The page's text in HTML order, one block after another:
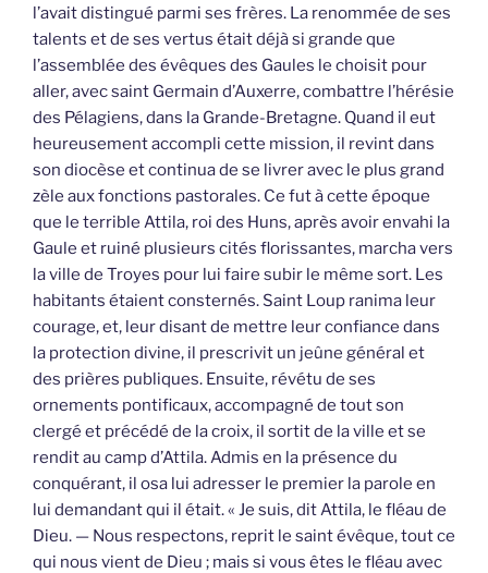
l’avait distingué parmi ses frères. La renommée de ses
talents et de ses vertus était déjà si grande que
l’assemblée des évêques des Gaules le choisit pour
aller, avec saint Germain d’Auxerre, combattre l’hérésie
des Pélagiens, dans la Grande-Bretagne. Quand il eut
heureusement accompli cette mission, il revint dans
son diocèse et continua de se livrer avec le plus grand
zèle aux fonctions pastorales. Ce fut à cette époque
que le terrible Attila, roi des Huns, après avoir envahi la
Gaule et ruiné plusieurs cités florissantes, marcha vers
la ville de Troyes pour lui faire subir le même sort. Les
habitants étaient consternés. Saint Loup ranima leur
courage, et, leur disant de mettre leur confiance dans
la protection divine, il prescrivit un jeûne général et
des prières publiques. Ensuite, révétu de ses
ornements pontificaux, accompagné de tout son
clergé et précédé de la croix, il sortit de la ville et se
rendit au camp d’Attila. Admis en la présence du
conquérant, il osa lui adresser le premier la parole en
lui demandant qui il était. « Je suis, dit Attila, le fléau de
Dieu. — Nous respectons, reprit le saint évêque, tout ce
qui nous vient de Dieu ; mais si vous êtes le fléau avec